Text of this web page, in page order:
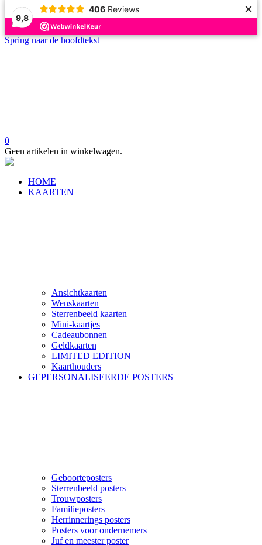
9,8
406 Reviews ×
Spring naar de hoofdtekst
0
Geen artikelen in winkelwagen.
HOME
KAARTEN
Ansichtkaarten
Wenskaarten
Sterrenbeeld kaarten
Mini-kaartjes
Cadeaubonnen
Geldkaarten
LIMITED EDITION
Kaarthouders
GEPERSONALISEERDE POSTERS
Geboorteposters
Sterrenbeeld posters
Trouwposters
Familieposters
Herrinnerings posters
Posters voor ondernemers
Juf en meester poster